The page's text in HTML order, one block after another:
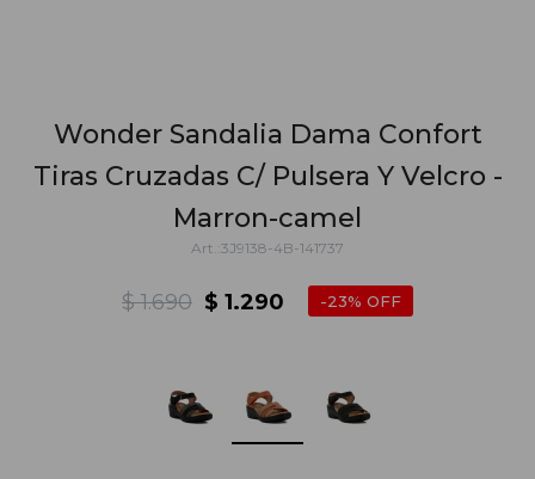
Wonder Sandalia Dama Confort
Tiras Cruzadas C/ Pulsera Y Velcro -
Marron-camel
3J9138-4B-141737
$ 1.290
$ 1.690 23